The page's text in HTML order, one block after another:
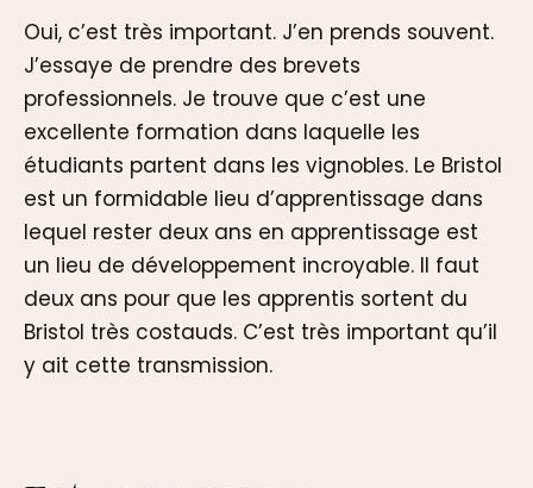
Oui, c’est très important. J’en prends souvent.
J’essaye de prendre des brevets
professionnels. Je trouve que c’est une
excellente formation dans laquelle les
étudiants partent dans les vignobles. Le Bristol
est un formidable lieu d’apprentissage dans
lequel rester deux ans en apprentissage est
un lieu de développement incroyable. Il faut
deux ans pour que les apprentis sortent du
Bristol très costauds. C’est très important qu’il
y ait cette transmission.